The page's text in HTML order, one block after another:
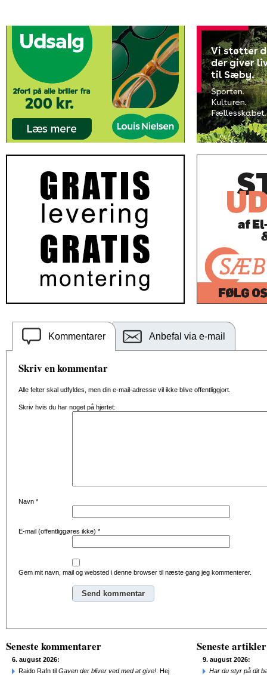
Kommentarer Anbefal via e-mail
Skriv en kommentar
Alle felter skal udfyldes, men din e-mail-adresse vil ikke blive offentliggjort.
Skriv hvis du har noget på hjertet:
Navn *
E-mail (offentliggøres ikke) *
Gem mit navn, mail og websted i denne browser til næste gang jeg kommenterer.
Seneste kommentarer
6. august 2026:
Raido Rafn til Gaven der bliver ved med at give!: Hej
Seneste artikler
9. august 2026:
Har du styr på dit